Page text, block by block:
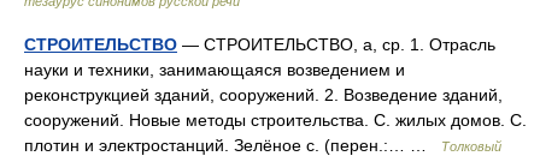
СТРОИТЕЛЬСТВО — СТРОИТЕЛЬСТВО, а, ср. 1. Отрасль
науки и техники, занимающаяся возведением и
реконструкцией зданий, сооружений. 2. Возведение зданий,
сооружений. Новые методы строительства. С. жилых домов. С.
плотин и электростанций. Зелёное с. (перен.:… …
Толковый